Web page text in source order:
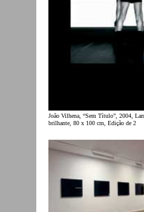
João Vilhena, “Sem Título”, 2004,
brilhante, 80 x 100 cm, Edição de 2